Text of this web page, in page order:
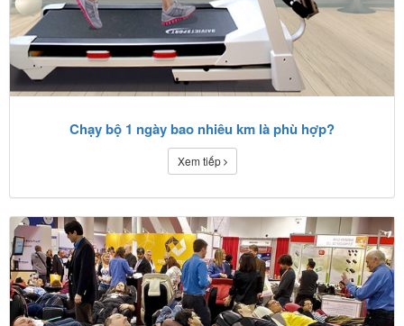
Chạy bộ 1 ngày bao nhiêu km là phù hợp?
Xem tiếp